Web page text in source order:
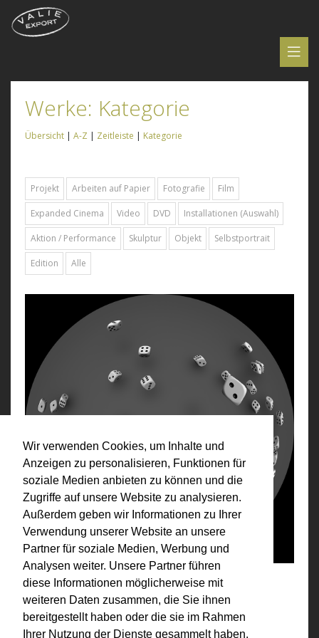
Wir verwenden Cookies, um Inhalte und
Anzeigen zu personalisieren, Funktionen für
soziale Medien anbieten zu können und die
Zugriffe auf unsere Website zu analysieren.
Außerdem geben wir Informationen zu Ihrer
Verwendung unserer Website an unsere
Partner für soziale Medien, Werbung und
Analysen weiter. Unsere Partner führen
diese Informationen möglicherweise mit
weiteren Daten zusammen, die Sie ihnen
bereitgestellt haben oder die sie im Rahmen
Ihrer Nutzung der Dienste gesammelt haben.
Werke: Kategorie
Übersicht | A-Z | Zeitleiste | Kategorie
Projekt Arbeiten auf Papier Fotografie Film
Expanded Cinema Video DVD Installationen (Auswahl)
Aktion / Performance Skulptur Objekt Selbstportrait
Edition Alle
Das Würfelspiel II
Film
2013